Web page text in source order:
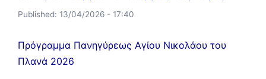
Published: 13/04/2026 - 17:40
Πρόγραμμα Πανηγύρεως Αγίου Νικολάου του
Πλανά 2026